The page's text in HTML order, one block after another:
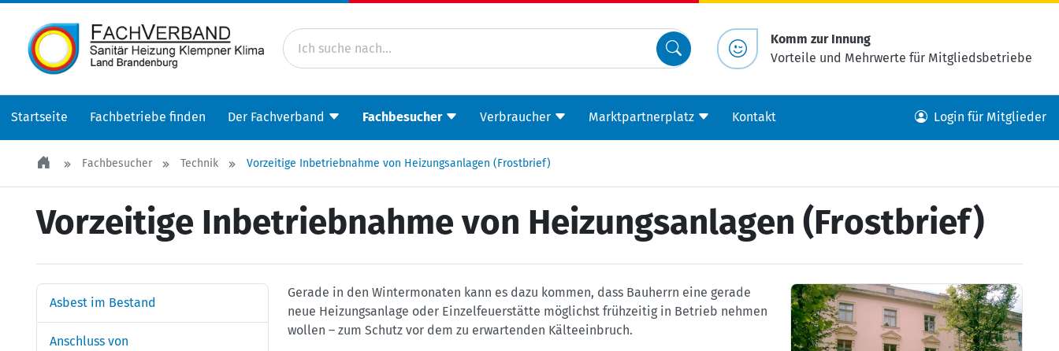
Komm zur Innung
Vorteile und Mehrwerte für Mitgliedsbetriebe
Startseite Fachbetriebe finden Der Fachverband Fachbesucher Verbraucher Marktpartnerplatz Kontakt Login für Mitglieder
Fachbesucher Technik Vorzeitige Inbetriebnahme von Heizungsanlagen (Frostbrief)
Vorzeitige Inbetriebnahme von Heizungsanlagen (Frostbrief)
Asbest im Bestand
Anschluss von
Gerade in den Wintermonaten kann es dazu kommen, dass Bauherrn eine gerade
neue Heizungsanlage oder Einzelfeuerstätte möglichst frühzeitig in Betrieb nehmen
wollen – zum Schutz vor dem zu erwartenden Kälteeinbruch.